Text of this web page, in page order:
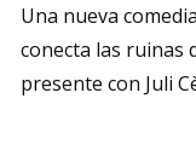
Una nueva
conecta las ruinas
presente con Juli